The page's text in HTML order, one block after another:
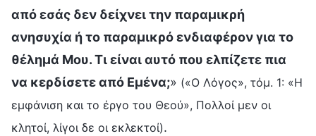
από εσάς δεν δείχνει την παραμικρή
ανησυχία ή το παραμικρό ενδιαφέρον για το
θέλημά Μου. Τι είναι αυτό που ελπίζετε πια
να κερδίσετε από Εμένα;» («Ο Λόγος», τόμ. 1: «Η
εμφάνιση και το έργο του Θεού», Πολλοί μεν οι
κλητοί, λίγοι δε οι εκλεκτοί).